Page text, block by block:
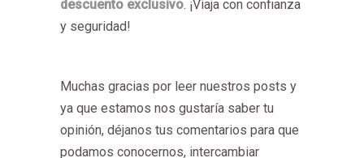
descuento exclusivo. ¡Viaja con confianza
y seguridad!
Muchas gracias por leer nuestros posts y
ya que estamos nos gustaría saber tu
opinión, déjanos tus comentarios para que
podamos conocernos, intercambiar